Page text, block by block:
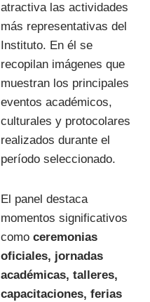
atractiva las actividades
más representativas del
Instituto. En él se
recopilan imágenes que
muestran los principales
eventos académicos,
culturales y protocolares
realizados durante el
período seleccionado.
El panel destaca
momentos significativos
como ceremonias
oficiales, jornadas
académicas, talleres,
capacitaciones, ferias